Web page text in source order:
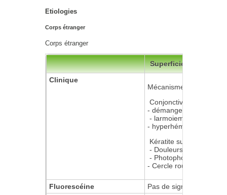
Etiologies
Corps étranger
Corps étranger
Superficiel
Clinique
Mécanisme évocateur
Conjonctivite :
- démangeaisons
- larmoiement
- hyperhémie
Kératite superficielle :
- Douleurs
- Photophobie
- Cercle rouge
Fluorescéine
Pas de signe de Seidel